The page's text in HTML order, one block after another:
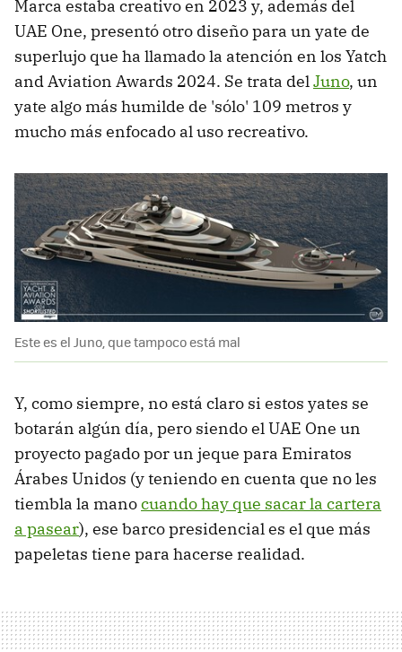
Marca estaba creativo en 2023 y, además del
UAE One, presentó otro diseño para un yate de
superlujo que ha llamado la atención en los Yatch
and Aviation Awards 2024. Se trata delJuno, un
yate algo más humilde de 'sólo' 109 metros y
mucho más enfocado al uso recreativo.
Este es el Juno, que tampoco está mal
Y, como siempre, no está claro si estos yates se
botarán algún día, pero siendo el UAE One un
proyecto pagado por un jeque para Emiratos
Árabes Unidos (y teniendo en cuenta que no les
tiembla la manocuando hay que sacar la cartera
a pasear), ese barco presidencial es el que más
papeletas tiene para hacerse realidad.